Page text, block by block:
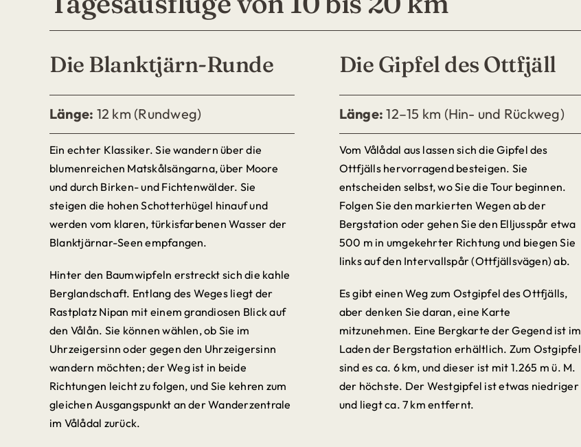
Die Blanktjärn-Runde
Länge: 12 km (Rundweg)
Ein echter Klassiker. Sie wandern über die
blumenreichen Matskålsängarna, über Moore
und durch Birken- und Fichtenwälder. Sie
steigen die hohen Schotterhügel hinauf und
werden vom klaren, türkisfarbenen Wasser der
Blanktjärnar-Seen empfangen.
Hinter den Baumwipfeln erstreckt sich die kahle
Berglandschaft. Entlang des Weges liegt der
Rastplatz Nipan mit einem grandiosen Blick auf
den Vålån. Sie können wählen, ob Sie im
Uhrzeigersinn oder gegen den Uhrzeigersinn
wandern möchten; der Weg ist in beide
Richtungen leicht zu folgen, und Sie kehren zum
gleichen Ausgangspunkt an der Wanderzentrale
im Vålådal zurück.
Die Gipfel des Ottfjäll
Länge: 12–15 km (Hin- und Rückweg)
Vom Vålådal aus lassen sich die Gipfel des
Ottfjälls hervorragend besteigen. Sie
entscheiden selbst, wo Sie die Tour beginnen.
Folgen Sie den markierten Wegen ab der
Bergstation oder gehen Sie den Elljusspår etwa
500 m in umgekehrter Richtung und biegen Sie
links auf den Intervallspår (Ottfjällsvägen) ab.
Es gibt einen Weg zum Ostgipfel des Ottfjälls,
aber denken Sie daran, eine Karte
mitzunehmen. Eine Bergkarte der Gegend ist im
Laden der Bergstation erhältlich. Zum Ostgipfel
sind es ca. 6 km, und dieser ist mit 1.265 m ü. M.
der höchste. Der Westgipfel ist etwas niedriger
und liegt ca. 7 km entfernt.